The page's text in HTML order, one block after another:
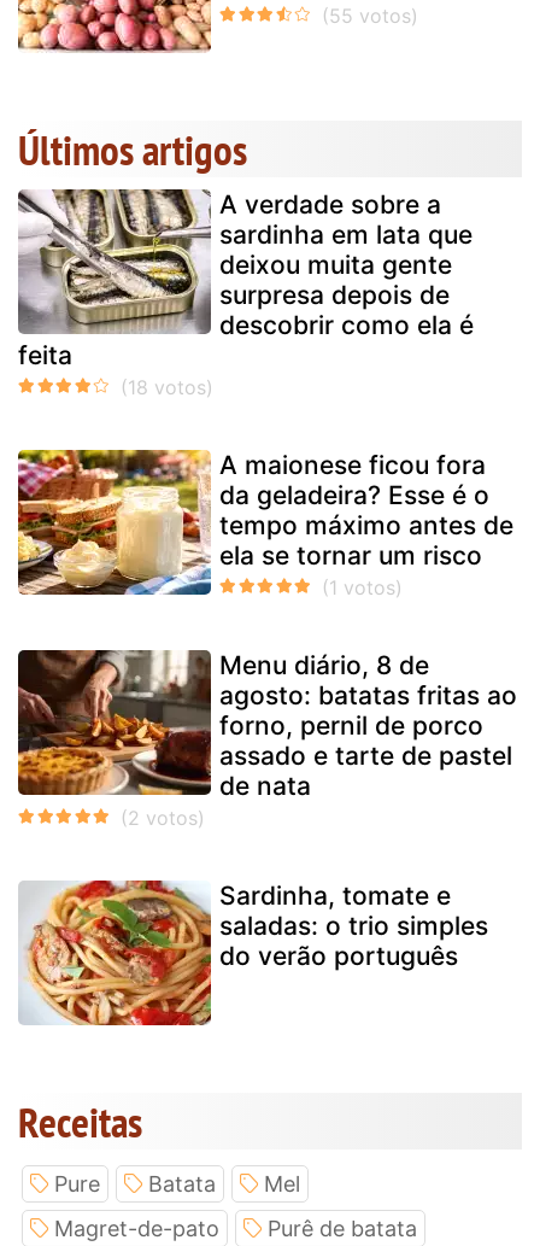
Últimos artigos
A verdade sobre a
sardinha em lata que
deixou muita gente
surpresa depois de
descobrir como ela é
feita
A maionese ficou fora
da geladeira? Esse é o
tempo máximo antes de
ela se tornar um risco
Menu diário, 8 de
agosto: batatas fritas ao
forno, pernil de porco
assado e tarte de pastel
de nata
Sardinha, tomate e
saladas: o trio simples
do verão português
Receitas
Pure Batata
Mel
Magret-de-pato
Purê de batata